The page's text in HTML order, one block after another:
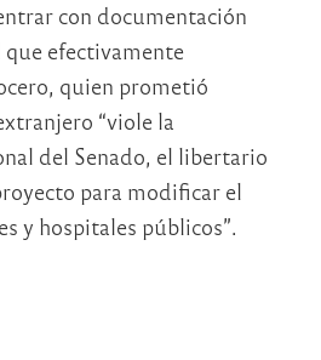
con documentación
que efectivamente
quien prometió
“viole la
del Senado, el libertario
para modificar el
y hospitales públicos”.